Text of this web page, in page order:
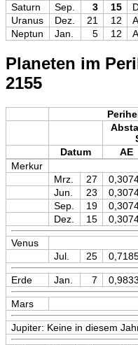
Saturn
Sep. 3 15
Uranus
Dez. 21 12
Neptun
Jan. 5 12
Planeten im
2155
Datum
AE
Merkur
Mrz.
27
Jun.
23
Sep.
19
Dez.
15
Venus
Jul.
25
Erde Jan. 7
Mars
Jupiter: Keine in diesem